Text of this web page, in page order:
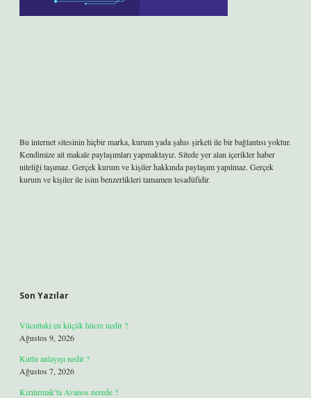
Bu internet sitesinin hiçbir marka, kurum yada şahıs şirketi ile bir bağlantısı yoktur.
Kendimize ait makale paylaşımları yapmaktayız. Sitede yer alan içerikler haber
niteliği taşımaz. Gerçek kurum ve kişiler hakkında paylaşım yapılmaz. Gerçek
kurum ve kişiler ile isim benzerlikleri tamamen tesadüfidir.
Son Yazılar
Vücuttaki en küçük hücre nedir ?
Ağustos 9, 2026
Kutlu anlayışı nedir ?
Ağustos 7, 2026
Kızılırmak’ta Avanos nerede ?